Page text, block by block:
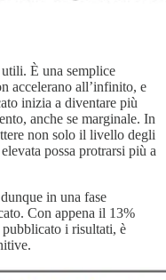
È una semplice
accelerano all’infinito, e
inizia a diventare più
anche se marginale. In
non solo il livello degli
possa protrarsi più a
in una fase
Con appena il 13%
i risultati, è